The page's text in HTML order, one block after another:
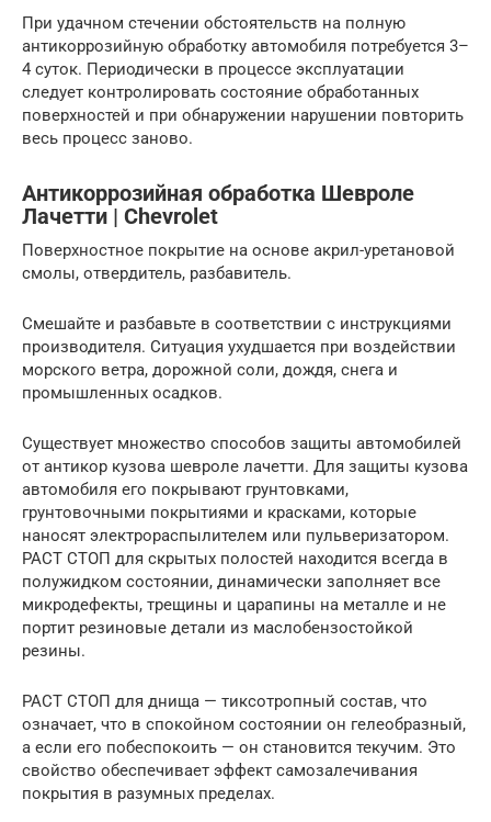
При удачном стечении обстоятельств на полную
антикоррозийную обработку автомобиля потребуется 3–
4 суток. Периодически в процессе эксплуатации
следует контролировать состояние обработанных
поверхностей и при обнаружении нарушении повторить
весь процесс заново.
Антикоррозийная обработка Шевроле
Лачетти | Chevrolet
Поверхностное покрытие на основе акрил-уретановой
смолы, отвердитель, разбавитель.
Смешайте и разбавьте в соответствии с инструкциями
производителя. Ситуация ухудшается при воздействии
морского ветра, дорожной соли, дождя, снега и
промышленных осадков.
Существует множество способов защиты автомобилей
от антикор кузова шевроле лачетти. Для защиты кузова
автомобиля его покрывают грунтовками,
грунтовочными покрытиями и красками, которые
наносят электрораспылителем или пульверизатором.
РАСТ СТОП для скрытых полостей находится всегда в
полужидком состоянии, динамически заполняет все
микродефекты, трещины и царапины на металле и не
портит резиновые детали из маслобензостойкой
резины.
РАСТ СТОП для днища — тиксотропный состав, что
означает, что в спокойном состоянии он гелеобразный,
а если его побеспокоить — он становится текучим. Это
свойство обеспечивает эффект самозалечивания
покрытия в разумных пределах.